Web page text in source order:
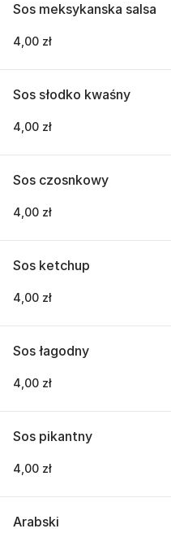
Sos meksykanska salsa
4,00 zł
Sos słodko kwaśny
4,00 zł
Sos czosnkowy
4,00 zł
Sos ketchup
4,00 zł
Sos łagodny
4,00 zł
Sos pikantny
4,00 zł
Arabski